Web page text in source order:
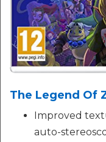
The Legend Of
Improved
auto-